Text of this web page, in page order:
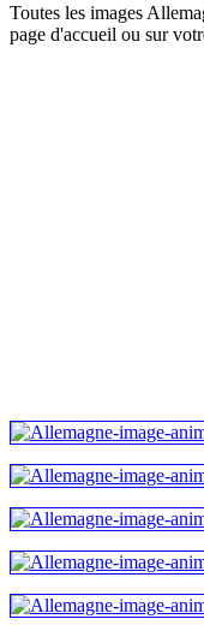
Toutes les images
page d'accueil ou sur